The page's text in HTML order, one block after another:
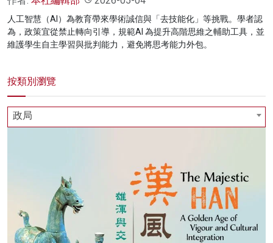
人工智慧（AI）為教育帶來學術誠信與「去技能化」等挑戰。學者認
為，政策宜從禁止轉向引導，規範AI 為提升高階思維之輔助工具，並
維護學生自主學習與批判能力，避免將思考能力外包。
按類別瀏覽
政局